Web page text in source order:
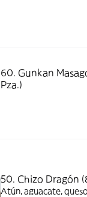
60. Gunkan
Pza.)
50. Chizo Dragón
Atún, aguacate,